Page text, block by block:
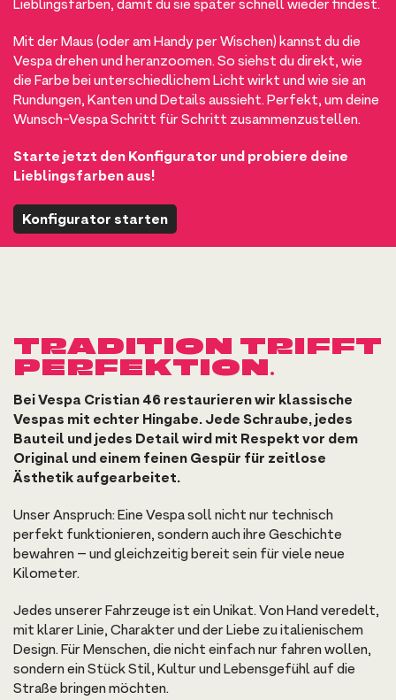
Lieblingsfarben, damit du sie später schnell wieder findest.
Mit der Maus (oder am Handy per Wischen) kannst du die
Vespa drehen und heranzoomen. So siehst du direkt, wie
die Farbe bei unterschiedlichem Licht wirkt und wie sie an
Rundungen, Kanten und Details aussieht. Perfekt, um deine
Wunsch-Vespa Schritt für Schritt zusammenzustellen.
Starte jetzt den Konfigurator und probiere deine
Lieblingsfarben aus!
Konfigurator starten
TRADITION TRIFFT
PERFEKTION.
Bei Vespa Cristian 46 restaurieren wir klassische
Vespas mit echter Hingabe. Jede Schraube, jedes
Bauteil und jedes Detail wird mit Respekt vor dem
Original und einem feinen Gespür für zeitlose
Ästhetik aufgearbeitet.
Unser Anspruch: Eine Vespa soll nicht nur technisch
perfekt funktionieren, sondern auch ihre Geschichte
bewahren – und gleichzeitig bereit sein für viele neue
Kilometer.
Jedes unserer Fahrzeuge ist ein Unikat. Von Hand veredelt,
mit klarer Linie, Charakter und der Liebe zu italienischem
Design. Für Menschen, die nicht einfach nur fahren wollen,
sondern ein Stück Stil, Kultur und Lebensgefühl auf die
Straße bringen möchten.